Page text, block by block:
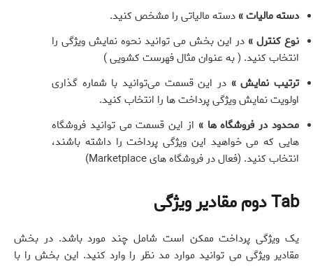
دسته مالیات » دسته مالیاتی را مشخص کنید.
نوع کنترل » در این بخش می توانید نحوه نمایش ویژگی را
انتخاب کنید. ( به عنوان مثال فهرست کشویی )
ترتیب نمایش » در این قسمت می‌توانید با شماره گذاری
اولویت نمایش ویژگی پرداخت ها را انتخاب کنید.
محدود در فروشگاه ها » از این قسمت می توانید فروشگاه
هایی که می خواهید این ویژگی پرداخت را داشته باشند،
انتخاب کنید. (فعال در فروشگاه های Marketplace)
Tab دوم مقادیر ویژگی
یک ویژگی پرداخت ممکن است شامل چند مورد باشد. در بخش
مقادیر ویژگی می توانید موارد مد نظر را وارد کنید. این بخش را با